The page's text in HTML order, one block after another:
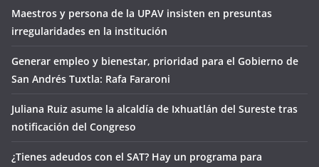
Maestros y persona de la UPAV insisten en presuntas
irregularidades en la institución
Generar empleo y bienestar, prioridad para el Gobierno de
San Andrés Tuxtla: Rafa Fararoni
Juliana Ruiz asume la alcaldía de Ixhuatlán del Sureste tras
notificación del Congreso
¿Tienes adeudos con el SAT? Hay un programa para